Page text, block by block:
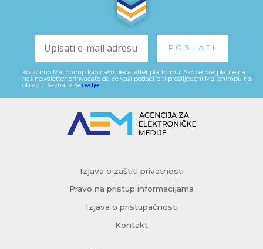
Koristimo Mailchimp kao našu newsletter platformu. Ako se pretplatite na
naš newsletter prihvaćate da će vaši podaci biti proslijeđeni Mailchimpu na
obradu. Saznaj više ovdje.
Izjava o zaštiti privatnosti
Pravo na pristup informacijama
Izjava o pristupačnosti
Kontakt